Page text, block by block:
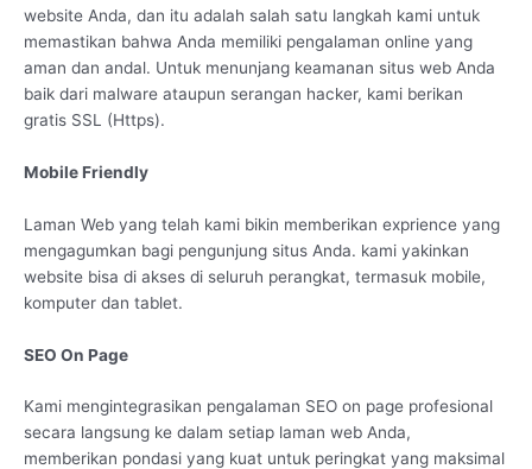
website Anda, dan itu adalah salah satu langkah kami untuk
memastikan bahwa Anda memiliki pengalaman online yang
aman dan andal. Untuk menunjang keamanan situs web Anda
baik dari malware ataupun serangan hacker, kami berikan
gratis SSL (Https).
Mobile Friendly
Laman Web yang telah kami bikin memberikan exprience yang
mengagumkan bagi pengunjung situs Anda. kami yakinkan
website bisa di akses di seluruh perangkat, termasuk mobile,
komputer dan tablet.
SEO On Page
Kami mengintegrasikan pengalaman SEO on page profesional
secara langsung ke dalam setiap laman web Anda,
memberikan pondasi yang kuat untuk peringkat yang maksimal